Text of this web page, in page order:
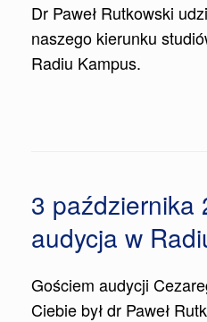
Dr Paweł Rutkowski
naszego kierunku
Radiu Kampus.
3 października
audycja w
Gościem audycji
Ciebie był dr Paweł